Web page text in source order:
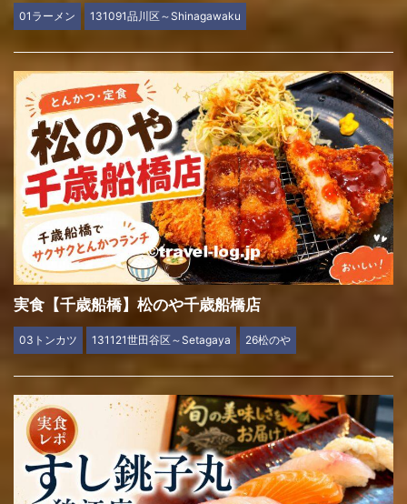
01ラーメン 131091品川区～Shinagawaku
実食【千歳船橋】松のや千歳船橋店
03トンカツ 131121世田谷区～Setagaya 26松のや